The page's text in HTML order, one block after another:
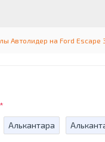
Автолидер на Ford Escape
Алькантара